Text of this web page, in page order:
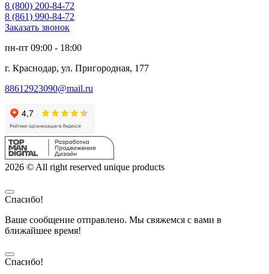
8 (800) 200-84-72
8 (861) 990-84-72
Заказать звонок
пн-пт 09:00 - 18:00
г. Краснодар, ул. Пригородная, 177
88612923090@mail.ru
2026 © All right reserved unique products
Спасибо!
Ваше сообщение отправлено. Мы свяжемся с вами в
ближайшее время!
Спасибо!